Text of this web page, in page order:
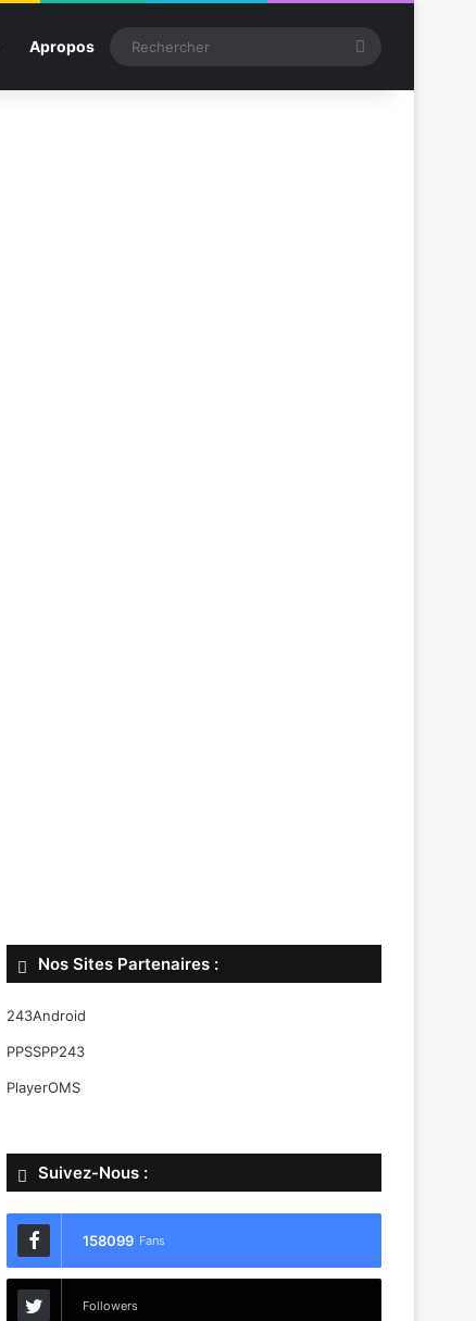
Apropos Rechercher
Nos Sites Partenaires :
243Android
PPSSPP243
PlayerOMS
Suivez-Nous :
158099 Fans
Followers